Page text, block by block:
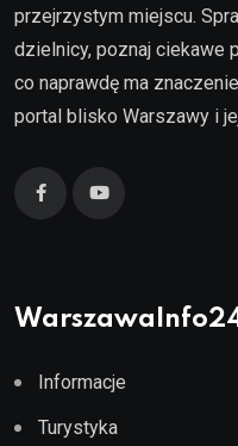
przejrzystym miejscu.
dzielnicy, poznaj ciekawe
co naprawdę ma
portal blisko Warszawy i
Informacje
Turystyka